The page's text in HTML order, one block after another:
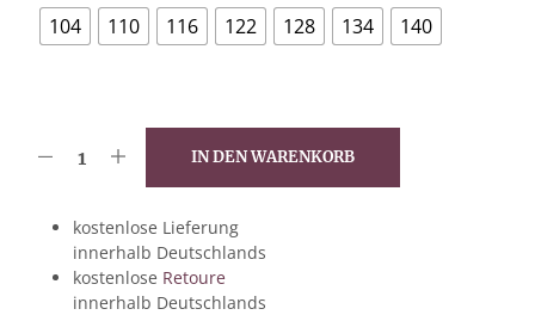
104 110 116 122 128 134 140
IN DEN WARENKORB
kostenlose Lieferung
innerhalb Deutschlands
kostenlose Retoure
innerhalb Deutschlands